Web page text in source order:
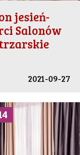
jesień-
Salonów
2021-09-27